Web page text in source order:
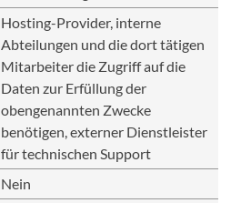
Hosting-Provider, interne
Abteilungen und die dort tätigen
Mitarbeiter die Zugriff auf die
Daten zur Erfüllung der
obengenannten Zwecke
benötigen, externer Dienstleister
für technischen Support
Nein